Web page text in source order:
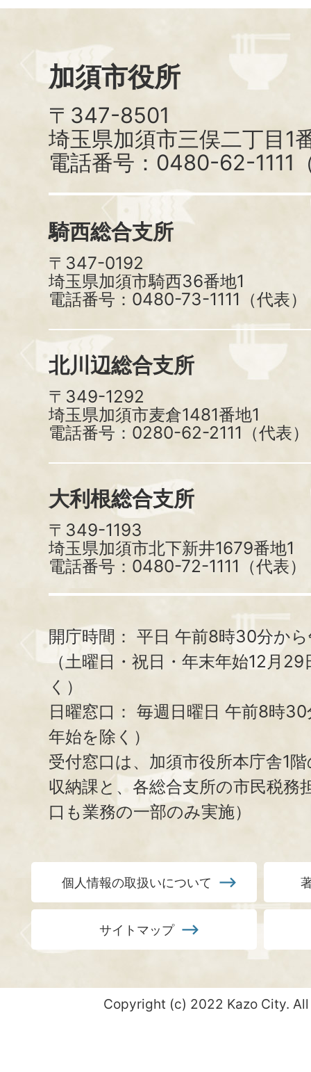
加須市役所
〒347-8501
埼玉県加須市三俣二丁目1
電話番号：0480-62-1111
騎西総合支所
〒347-0192
埼玉県加須市騎西36番地1
電話番号：0480-73-1111（代表）
北川辺総合支所
〒349-1292
埼玉県加須市麦倉1481番地1
電話番号：0280-62-2111（代表）
大利根総合支所
〒349-1193
埼玉県加須市北下新井1679番地1
電話番号：0480-72-1111（代表）
開庁時間： 平日 午前8時30分か
（土曜日・祝日・年末年始12月
く）
日曜窓口： 毎週日曜日 午前8時
年始を除く）
受付窓口は、加須市役所本庁舎1
収納課と、 各総合支所の市民税務
口も業務の一部のみ実施）
個人情報の取扱いについて
サイトマップ
Copyright (c) 2022 Kazo City.